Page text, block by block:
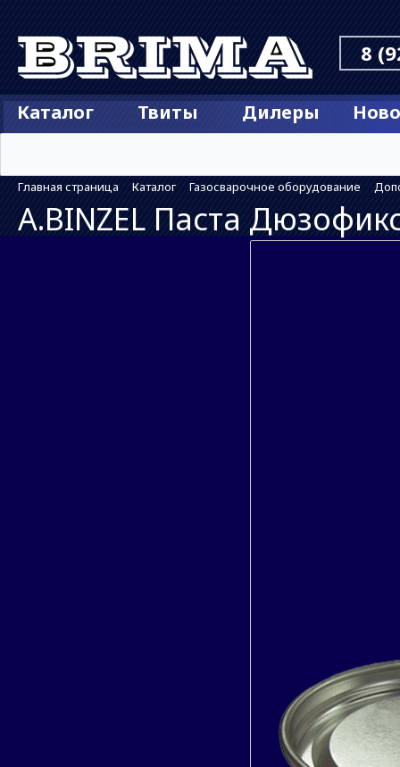
8
Каталог Твиты Дилеры
Главная страница Каталог Газосварочное оборудование
A.BINZEL Паста